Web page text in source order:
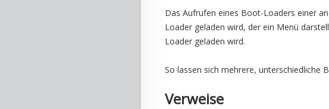
Das Aufrufen eines Boot-Loaders einer
Loader geladen wird, der ein Menü
Loader geladen wird.
So lassen sich mehrere, unterschiedliche
Verweise